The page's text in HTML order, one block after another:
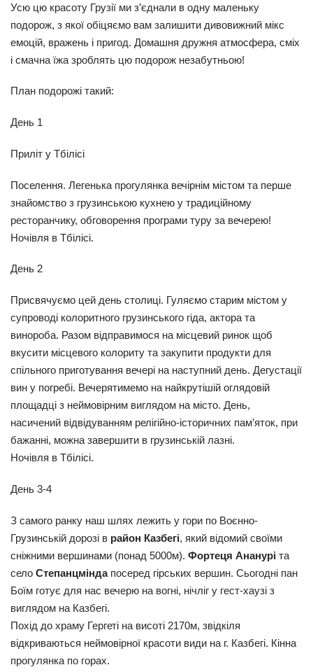
Усю цю красоту Грузії ми з’єднали в одну маленьку
подорож, з якої обіцяємо вам залишити дивовижний мікс
емоцій, вражень і пригод. Домашня дружня атмосфера, сміх
і смачна їжа зроблять цю подорож незабутньою!
План подорожі такий:
День 1
Приліт у Тбілісі
Поселення. Легенька прогулянка вечірнім містом та перше
знайомство з грузинською кухнею у традиційному
ресторанчику, обговорення програми туру за вечерею!
Ночівля в Тбілісі.
День 2
Присвячуємо цей день столиці. Гуляємо старим містом у
супроводі колоритного грузинського гіда, актора та
винороба. Разом відправимося на місцевий ринок щоб
вкусити місцевого колориту та закупити продукти для
спільного приготування вечері на наступний день. Дегустації
вин у погребі. Вечерятимемо на найкрутішій оглядовій
площадці з неймовірним виглядом на місто. День,
насичений відвідуванням релігійно-історичних пам’яток, при
бажанні, можна завершити в грузинській лазні.
Ночівля в Тбілісі.
День 3-4
З самого ранку наш шлях лежить у гори по Воєнно-
Грузинській дорозі в район Казбегі, який відомий своїми
сніжними вершинами (понад 5000м). Фортеця Ананурі та
село Степанцміндапосеред гірських вершин. Сьогодні пан
Боїм готує для нас вечерю на вогні, нічліг у гест-хаузі з
виглядом на Казбегі.
Похід до храму Гергеті на висоті 2170м, звідкіля
відкриваються неймовірної красоти види на г. Казбегі. Кінна
прогулянка по горах.